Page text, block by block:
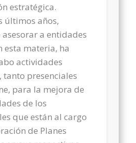
estratégica.
últimos años,
a entidades
esta materia, ha
actividades
presenciales
para la mejora de
de los
que están al cargo
de Planes